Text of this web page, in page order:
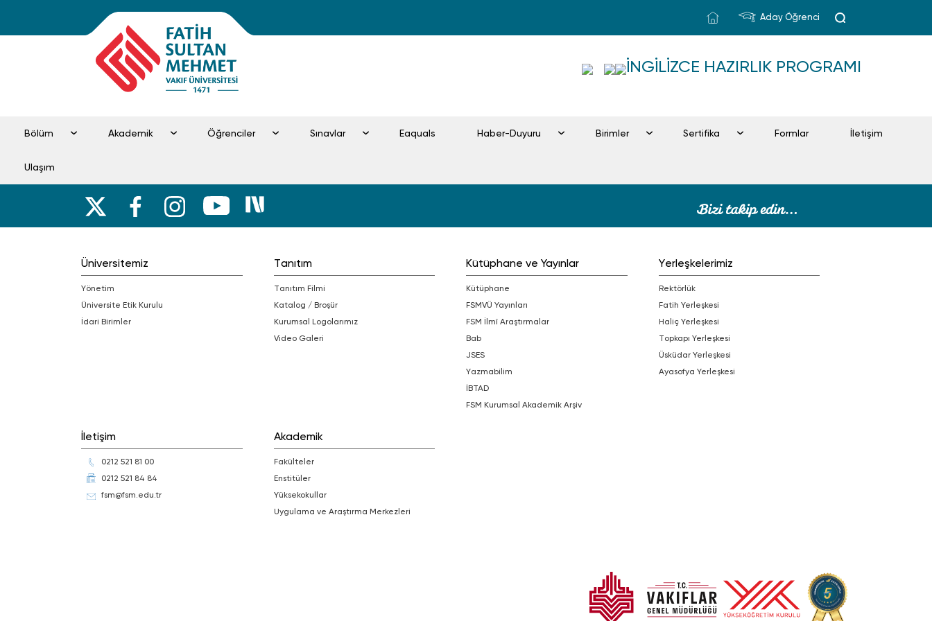
Aday Öğrenci
İNGILIZCE HAZIRLIK PROGRAMI
Bölüm Akademik Öğrenciler Sınavlar Eaquals Haber-Duyuru Birimler Sertifika Formlar İletişim
Ulaşım
Üniversitemiz
Yönetim
Üniversite Etik Kurulu
İdari Birimler
Tanıtım
Tanıtım Filmi
Katalog / Broşür
Kurumsal Logolarımız
Video Galeri
Kütüphane ve Yayınlar
Kütüphane
FSMVÜ Yayınları
FSM İlmî Araştırmalar
bab
JSES
Yazmabilim
İBTAD
FSM Kurumsal Akademik Arşiv
Yerleşkelerimiz
Rektörlük
Fatih Yerleşkesi
Haliç Yerleşkesi
Topkapı Yerleşkesi
Üsküdar Yerleşkesi
Ayasofya Yerleşkesi
İletişim
0212 521 81 00
0212 521 84 84
fsm@fsm.edu.tr
Akademik
Fakülteler
Enstitüler
Yüksekokullar
Uygulama ve Araştırma Merkezleri